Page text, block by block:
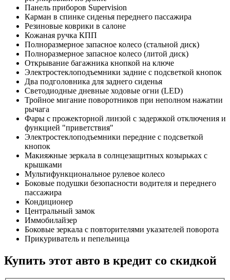
Панель приборов Supervision
Карман в спинке сиденья переднего пассажира
Резиновые коврики в салоне
Кожаная ручка КПП
Полноразмерное запасное колесо (стальной диск)
Полноразмерное запасное колесо (литой диск)
Открывание багажника кнопкой на ключе
Электростеклоподъемники задние с подсветкой кнопок
Два подголовника для заднего сиденья
Светодиодные дневные ходовые огни (LED)
Тройное мигание поворотников при неполном нажатии
рычага
Фары с прожекторной линзой с задержкой отключения и
функцией "приветствия"
Электростеклоподъемники передние с подсветкой
кнопок
Макияжные зеркала в солнцезащитных козырьках с
крышками
Мультифункциональное рулевое колесо
Боковые подушки безопасности водителя и переднего
пассажира
Кондиционер
Центральный замок
Иммобилайзер
Боковые зеркала с повторителями указателей поворота
Прикуриватель и пепельница
Купить этот авто в кредит со скидкой